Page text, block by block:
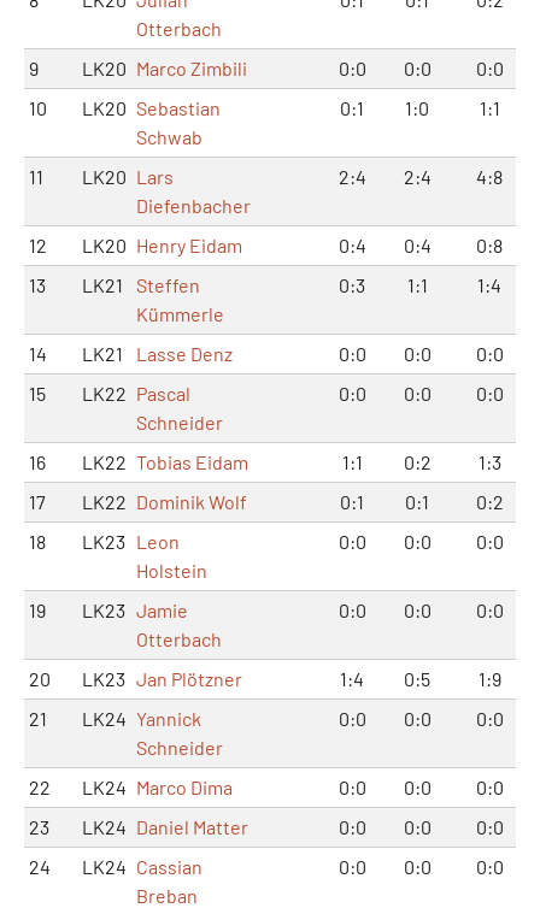
Otterbach
9 LK20 Marco Zimbili 0:0 0:0
0:0
10
LK20 Sebastian
Schwab
0:1 1:0 1:1
11 LK20 Lars
Diefenbacher
2:4 2:4 4:8
12 LK20 Henry Eidam 0:4 0:4
0:8
13
LK21
Steffen
Kümmerle
0:3 1:1 1:4
14 LK21 Lasse Denz 0:0 0:0
0:0
15
LK22 Pascal
Schneider
0:0 0:0 0:0
16 LK22 Tobias Eidam 1:1 0:2
1:3
17
LK22 Dominik Wolf 0:1 0:1
0:2
18
LK23 Leon
Holstein
0:0 0:0 0:0
19 LK23 Jamie
Otterbach
0:0 0:0 0:0
20 LK23 Jan Plötzner 1:4 0:5
1:9
21
LK24 Yannick
Schneider
0:0 0:0 0:0
22 LK24 Marco Dima 0:0 0:0
0:0
23
LK24 Daniel Matter 0:0 0:0
0:0
24
LK24 Cassian
Breban
0:0 0:0 0:0